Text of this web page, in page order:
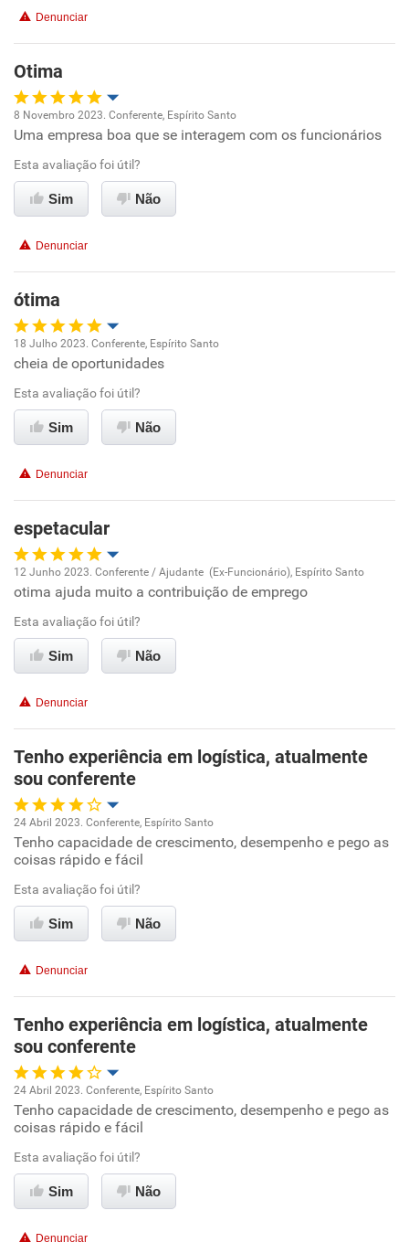
Benefícios
Recomenda esta empresa
Recomenda a diretoria
Denunciar
Otima
Oportunidade de promoção
Ambiente de trabalho
Benefícios
Recomenda esta empresa
Recomenda a diretoria
8 Novembro 2023. Conferente, Espírito Santo
Uma empresa boa que se interagem com os funcionários
Esta avaliação foi útil?
Sim Não
Denunciar
ótima
Oportunidade de promoção
Ambiente de trabalho
Benefícios
Recomenda esta empresa
18 Julho 2023. Conferente, Espírito Santo
cheia de oportunidades
Esta avaliação foi útil?
Sim Não
Denunciar
espetacular
Oportunidade de promoção
Ambiente de trabalho
Benefícios
Recomenda esta empresa
Recomenda a diretoria
12 Junho 2023. Conferente / Ajudante (Ex-Funcionário), Espírito Santo
otima ajuda muito a contribuição de emprego
Esta avaliação foi útil?
Sim Não
Denunciar
Tenho experiência em logística, atualmente
sou conferente
Oportunidade de promoção
Ambiente de trabalho
Conciliação com a vida familiar
Recomenda esta empresa
24 Abril 2023. Conferente, Espírito Santo
Tenho capacidade de crescimento, desempenho e pego as
coisas rápido e fácil
Esta avaliação foi útil?
Sim Não
Denunciar
Tenho experiência em logística, atualmente
sou conferente
Oportunidade de promoção
Ambiente de trabalho
Conciliação com a vida familiar
24 Abril 2023. Conferente, Espírito Santo
Tenho capacidade de crescimento, desempenho e pego as
coisas rápido e fácil
Esta avaliação foi útil?
Sim Não
Denunciar